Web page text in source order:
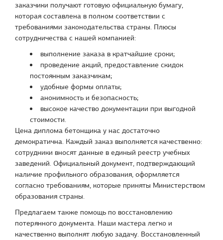
заказчики получают готовую официальную бумагу,
которая составлена в полном соответствии с
требованиями законодательства страны. Плюсы
сотрудничества с нашей компанией:
выполнение заказа в кратчайшие сроки;
проведение акций, предоставление скидок
постоянным заказчикам;
удобные формы оплаты;
анонимность и безопасность;
высокое качество документации при выгодной
стоимости.
Цена диплома бетонщика у нас достаточно
демократична. Каждый заказ выполняется качественно:
сотрудники вносят данные в единый реестр учебных
заведений. Официальный документ, подтверждающий
наличие профильного образования, оформляется
согласно требованиям, которые приняты Министерством
образования страны.
Предлагаем также помощь по восстановлению
потерянного документа. Наши мастера легко и
качественно выполнят любую задачу. Восстановленный